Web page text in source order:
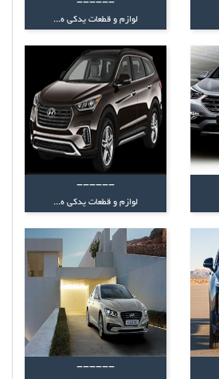
------
لوازم و قطعات یدکی ه...
------
لوازم و قطعات یدکی ه...
------